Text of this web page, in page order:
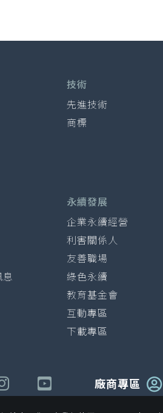
技術
先進技術
商標
永續發展
企業永續經營
利害關係人
友善職場
綠色永續
教育基金會
互動專區
下載專區
廠商專區